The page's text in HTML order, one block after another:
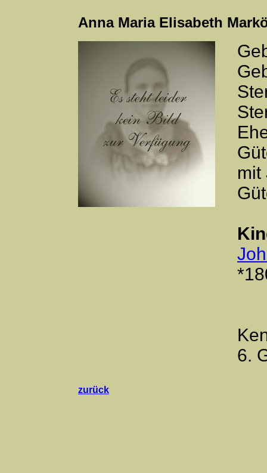
Anna Maria Elisabeth
mit
6.
zurück